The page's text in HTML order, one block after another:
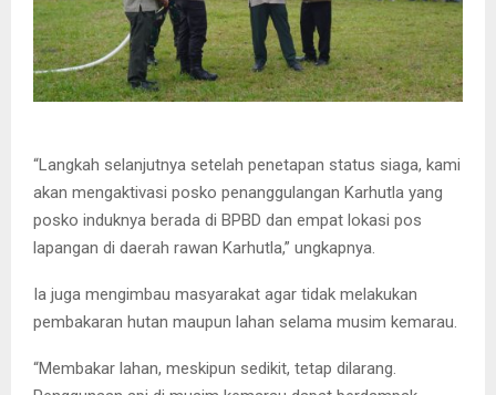
“Langkah selanjutnya setelah penetapan status siaga, kami
akan mengaktivasi posko penanggulangan Karhutla yang
posko induknya berada di BPBD dan empat lokasi pos
lapangan di daerah rawan Karhutla,” ungkapnya.
Ia juga mengimbau masyarakat agar tidak melakukan
pembakaran hutan maupun lahan selama musim kemarau.
“Membakar lahan, meskipun sedikit, tetap dilarang.